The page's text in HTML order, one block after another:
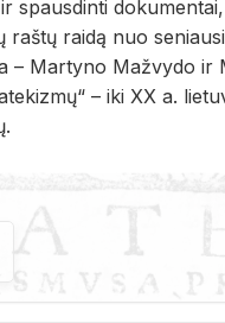
spaus­din­ti
raš­tų rai­dą nuo
– Mar­ty­no Ma­žvy­do ir
– iki XX a.